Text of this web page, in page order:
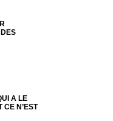
A LE
CE N’EST